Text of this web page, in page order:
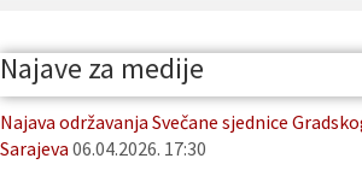
Najave za medije
Najava održavanja Svečane sjednice
Sarajeva 06.04.2026. 17:30